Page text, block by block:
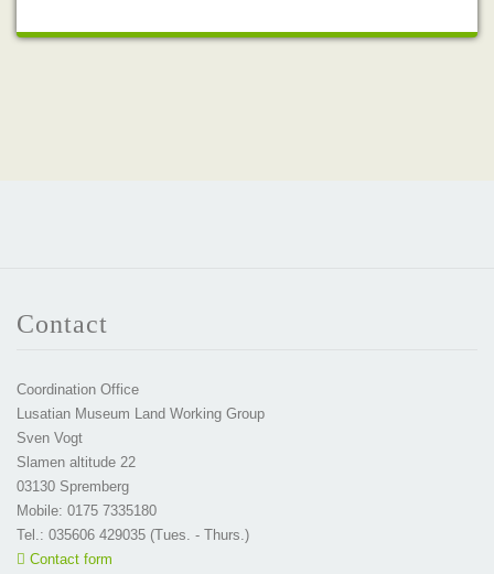
Contact
Coordination Office
Lusatian Museum Land Working Group
Sven Vogt
Slamen altitude 22
03130 Spremberg
Mobile: 0175 7335180
Tel.: 035606 429035 (Tues. - Thurs.)
Contact form